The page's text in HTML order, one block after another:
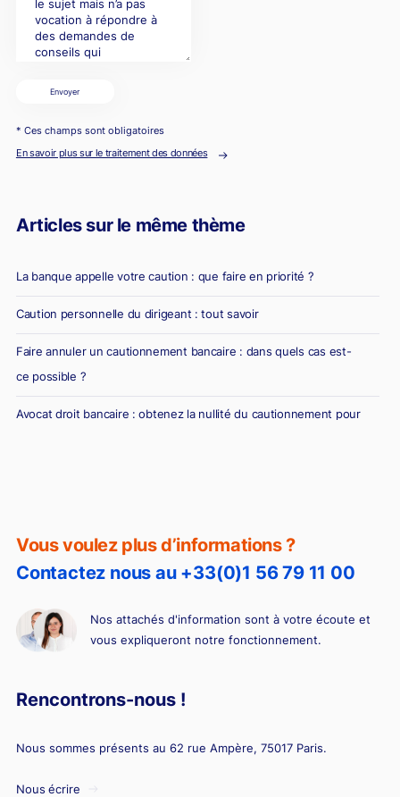
Vous voulez plus d’informations ?
Contactez nous au +33(0)1 56 79 11 00
Nos attachés d'information sont à votre écoute et
vous expliqueront notre fonctionnement.
Rencontrons-nous !
Nous sommes présents au 62 rue Ampère, 75017 Paris.
Nous écrire
Envoyer
* Ces champs sont obligatoires
En savoir plus sur le traitement des données
Articles sur le même thème
La banque appelle votre caution : que faire en priorité ?
Caution personnelle du dirigeant : tout savoir
Faire annuler un cautionnement bancaire : dans quels cas est-
ce possible ?
Avocat droit bancaire : obtenez la nullité du cautionnement pour